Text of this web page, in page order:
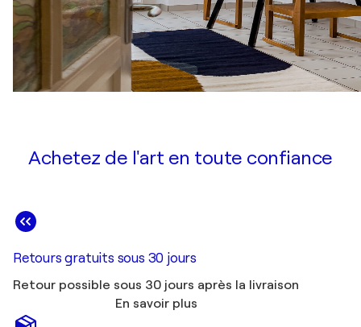
Achetez de l'art en toute confiance
Retours gratuits sous 30 jours
Retour possible sous 30 jours après la livraison
En savoir plus